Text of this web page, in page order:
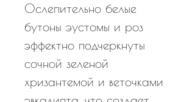
Ослепительно белые
бутоны эустомы и роз
эффектно подчеркнуты
сочной зеленой
хризантемой и веточками